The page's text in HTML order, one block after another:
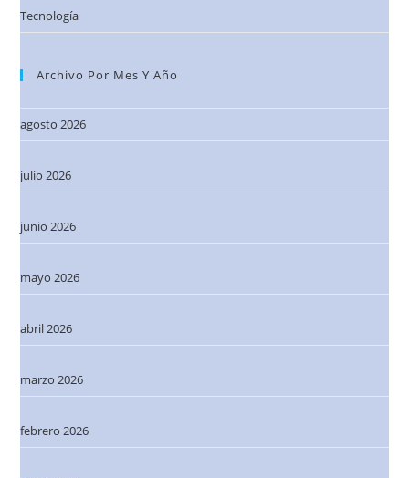
Tecnología
Archivo Por Mes Y Año
agosto 2026
julio 2026
junio 2026
mayo 2026
abril 2026
marzo 2026
febrero 2026